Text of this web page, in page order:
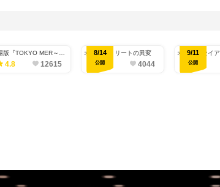
版『TOKYO MER～走
急救命室～CAPITAL
4.8 12615
オークストリートの異変
- 4044
8/14
公開
オデュッセイア
4.0
9/11
公開